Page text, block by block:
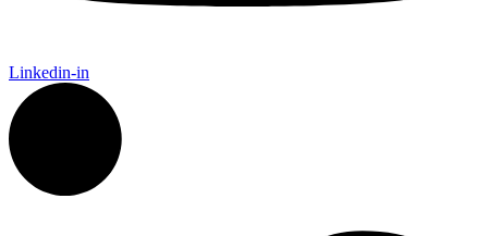
Linkedin-in